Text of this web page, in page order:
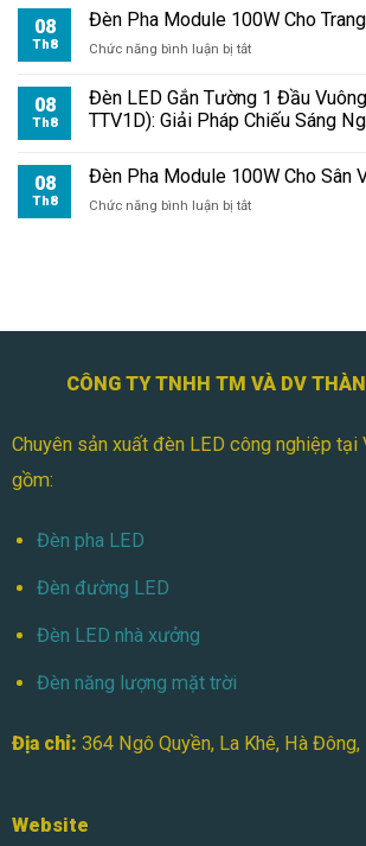
Nhà
08
Th8
Đèn Pha Module 100W Cho
Chức năng bình luận bị tắtở
Pha
Module
100W
Trang
08
Th8
Đèn LED Gắn Tường 1 Đầu
TTV1D): Giải Pháp Chiếu Sáng
08
Th8
Đèn Pha Module 100W Cho Sân
Chức năng bình luận bị tắtở
Sân
CÔNG TY TNHH TM VÀ DV
Chuyên sản xuất đèn LED công nghiệp tại
gồm:
Đèn pha LED
Đèn đường LED
Đèn LED nhà xưởng
Đèn năng lượng mặt trời
Địa chỉ: 364 Ngô Quyền, La Khê, Hà Đông,
Website